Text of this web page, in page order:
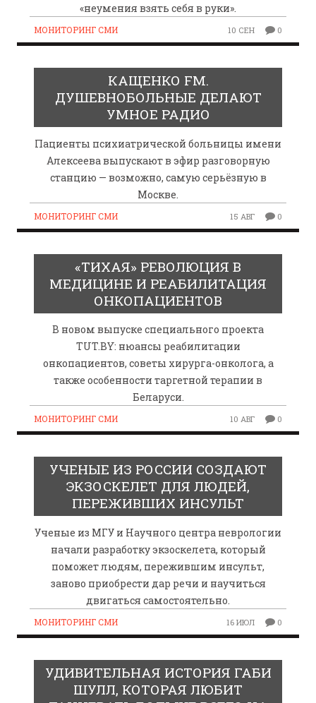
«неумения взять себя в руки».
МОНИТОРИНГ СМИ 10 СЕН 0
КАЩЕНКО FM.
ДУШЕВНОБОЛЬНЫЕ ДЕЛАЮТ
УМНОЕ РАДИО
Пациенты психиатрической больницы имени
Алексеева выпускают в эфир разговорную
станцию — возможно, самую серьёзную в
Москве.
МОНИТОРИНГ СМИ 15 АВГ 0
«ТИХАЯ» РЕВОЛЮЦИЯ В
МЕДИЦИНЕ И РЕАБИЛИТАЦИЯ
ОНКОПАЦИЕНТОВ
В новом выпуске специального проекта
TUT.BY: нюансы реабилитации
онкопациентов, советы хирурга-онколога, а
также особенности таргетной терапии в
Беларуси.
МОНИТОРИНГ СМИ 10 АВГ 0
УЧЕНЫЕ ИЗ РОССИИ СОЗДАЮТ
ЭКЗОСКЕЛЕТ ДЛЯ ЛЮДЕЙ,
ПЕРЕЖИВШИХ ИНСУЛЬТ
Ученые из МГУ и Научного центра неврологии
начали разработку экзоскелета, который
поможет людям, пережившим инсульт,
заново приобрести дар речи и научиться
двигаться самостоятельно.
МОНИТОРИНГ СМИ 16 ИЮЛ 0
УДИВИТЕЛЬНАЯ ИСТОРИЯ ГАБИ
ШУЛЛ, КОТОРАЯ ЛЮБИТ